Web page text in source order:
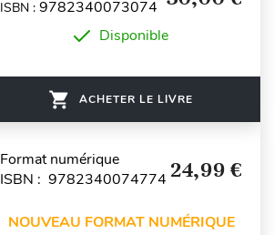
ISBN : 9782340073074
Disponible
ACHETER LE LIVRE
Format numérique
ISBN : 9782340074774 24,99 €
NOUVEAU FORMAT NUMÉRIQUE